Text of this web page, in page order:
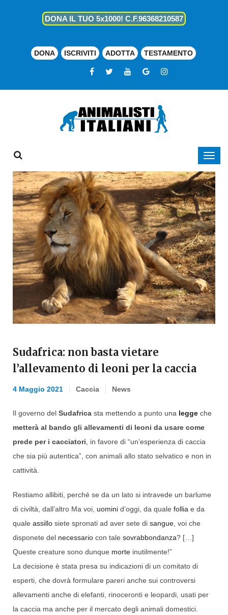
DONA IL TUO 5x1000! C.F.96368210587
DONA ISCRIVITI ADOTTA TESTAMENTO
Sudafrica: non basta vietare
l’allevamento di leoni per la caccia
4 Maggio 2021 Caccia News
Il governo del Sudafrica sta mettendo a punto una legge che
metterà al bando gli allevamenti di leoni da usare come
prede per i cacciatori , in favore di “un’esperienza di caccia
che sia più autentica”, con animali allo stato selvatico e non in
cattività.
Restiamo allibiti, perché se da un lato si intravede un barlume
di civiltà, dall’altro Ma voi, uomini d’oggi, da quale follia e da
quale assillo siete spronati ad aver sete di sangue , voi che
disponete del necessario con tale sovrabbondanza? […]
Queste creature sono dunque morte inutilmente!”
La decisione è stata presa su indicazioni di un comitato di
esperti, che dovrà formulare pareri anche sui controversi
allevamenti anche di elefanti, rinoceronti e leopardi, usati per
la caccia ma anche per il mercato degli animali domestici.